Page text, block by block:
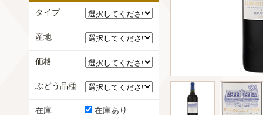
タイプ
産地
価格
ぶどう品種
在庫 在庫あり